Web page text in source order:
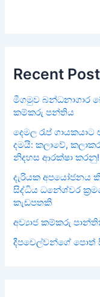
Recent
මීගමුව බන්ධනාගාර
කම්කරු පන්තිය
දෙමල රැප්
දමයි: කලාවේ,
නිදහස ආරක්ෂා කරනු!
දැරියක අපයෝජනය
සිද්ධිය ධනේශ්වර
කැඩපතකි
අව්‍යාජ කම්කරු
දීපචෙල්වන්ගේ පොත්